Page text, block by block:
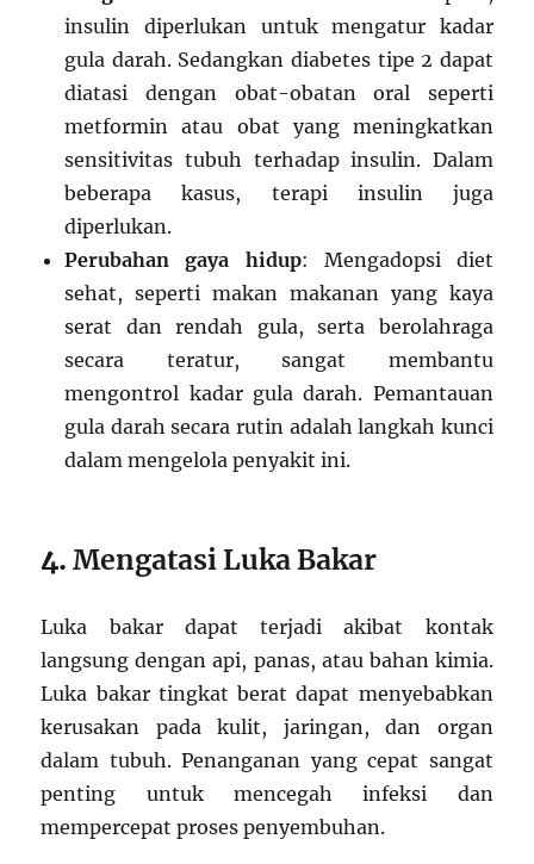
insulin diperlukan untuk mengatur kadar
gula darah. Sedangkan diabetes tipe 2 dapat
diatasi dengan obat-obatan oral seperti
metformin atau obat yang meningkatkan
sensitivitas tubuh terhadap insulin. Dalam
beberapa kasus, terapi insulin juga
diperlukan.
Perubahan gaya hidup: Mengadopsi diet
sehat, seperti makan makanan yang kaya
serat dan rendah gula, serta berolahraga
secara teratur, sangat membantu
mengontrol kadar gula darah. Pemantauan
gula darah secara rutin adalah langkah kunci
dalam mengelola penyakit ini.
4.Mengatasi Luka Bakar
Luka bakar dapat terjadi akibat kontak
langsung dengan api, panas, atau bahan kimia.
Luka bakar tingkat berat dapat menyebabkan
kerusakan pada kulit, jaringan, dan organ
dalam tubuh. Penanganan yang cepat sangat
penting untuk mencegah infeksi dan
mempercepat proses penyembuhan.